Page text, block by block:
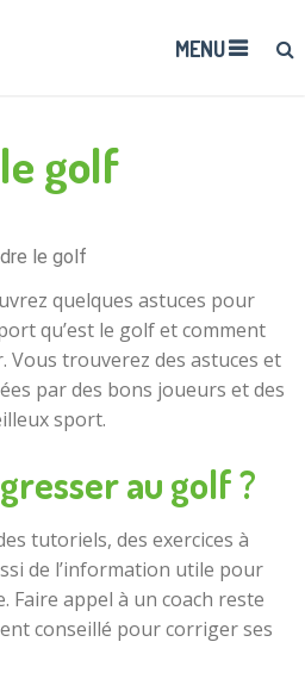
MENU
golf
le golf
quelques astuces pour
qu’est le golf et comment
Vous trouverez des astuces et
par des bons joueurs et des
sport.
au golf ?
tutoriels, des exercices à
de l’information utile pour
Faire appel à un coach reste
conseillé pour corriger ses